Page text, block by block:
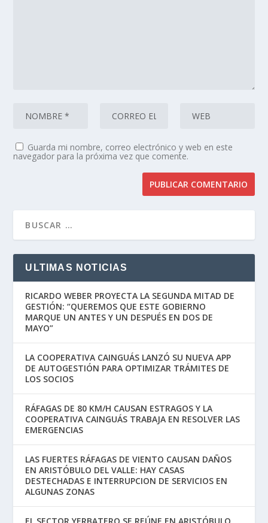
Guarda mi nombre, correo electrónico y web en este
navegador para la próxima vez que comente.
ULTIMAS NOTICIAS
RICARDO WEBER PROYECTA LA SEGUNDA MITAD DE
GESTIÓN: “QUEREMOS QUE ESTE GOBIERNO
MARQUE UN ANTES Y UN DESPUÉS EN DOS DE
MAYO”
LA COOPERATIVA CAINGUÁS LANZÓ SU NUEVA APP
DE AUTOGESTIÓN PARA OPTIMIZAR TRÁMITES DE
LOS SOCIOS
RÁFAGAS DE 80 KM/H CAUSAN ESTRAGOS Y LA
COOPERATIVA CAINGUÁS TRABAJA EN RESOLVER LAS
EMERGENCIAS
LAS FUERTES RÁFAGAS DE VIENTO CAUSAN DAÑOS
EN ARISTÓBULO DEL VALLE: HAY CASAS
DESTECHADAS E INTERRUPCION DE SERVICIOS EN
ALGUNAS ZONAS